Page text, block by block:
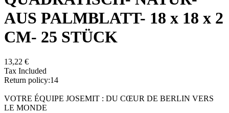
AUS PALMBLATT- 18 x 18 x 2
CM- 25 STÜCK
13,22 €
Tax Included
Return policy:14
VOTRE ÉQUIPE JOSEMIT : DU CŒUR DE BERLIN VERS
LE MONDE